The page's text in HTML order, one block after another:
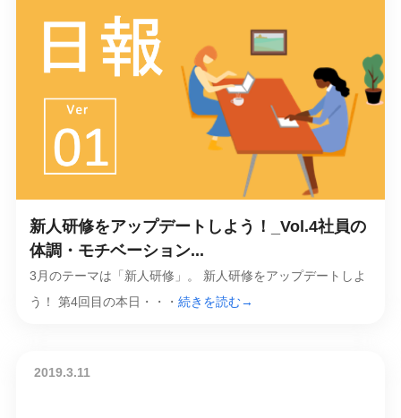
新人研修をアップデートしよう！_Vol.4社員の
体調・モチベーション...
3月のテーマは「新人研修」。 新人研修をアップデートしよ
う！ 第4回目の本日・・・ 続きを読む→
2019.3.11